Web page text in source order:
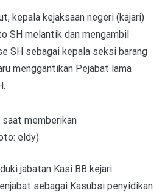
kepala kejaksaan negeri (kajari)
SH melantik dan mengambil
SH sebagai kepala seksi barang
menggantikan Pejabat lama
saat memberikan
eldy)
jabatan Kasi BB kejari
sebagai Kasubsi penyidikan